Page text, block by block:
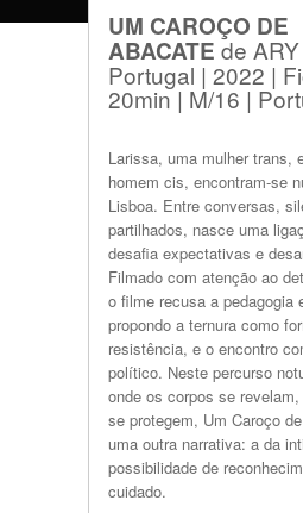
UM CAROÇO DE
ABACATE de
Portugal | 2022 |
20min | M/16 |
Larissa, uma mulher trans,
homem cis, encontram-se
Lisboa. Entre conversas,
partilhados, nasce uma
desafia expectativas e
Filmado com atenção ao
o filme recusa a pedagogia
propondo a ternura como
resistência, e o encontro
político. Neste percurso
onde os corpos se
se protegem, Um Caroço
uma outra narrativa: a da
possibilidade de
cuidado.